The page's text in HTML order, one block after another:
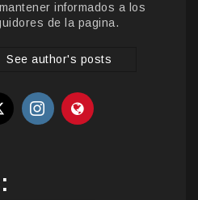
informados a los
de la pagina.
See author's posts